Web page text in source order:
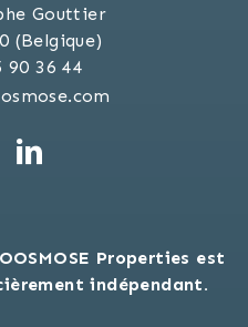
Gouttier
(Belgique)
90 36 44
Properties est
indépendant.